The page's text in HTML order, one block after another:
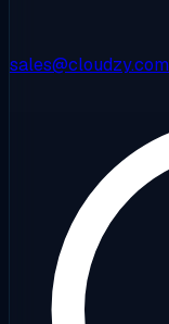
sales@cloudzy.com